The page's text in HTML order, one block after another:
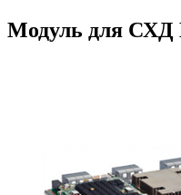
Модуль для СХД